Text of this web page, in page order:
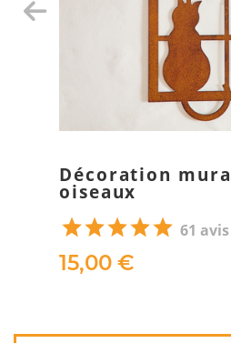
Décoration
oiseaux
61 avis
15,00 €